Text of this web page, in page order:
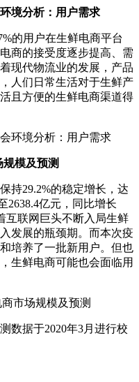
境分析：用户需求
的用户在生鲜电商平台
商的接受度逐步提高、需
现代物流业的发展，产品
人们日常生活对于生鲜产
且方便的生鲜电商渠道得
规模及预测
29.2%的稳定增长，达
2638.4亿元，同比增长
互联网巨头不断入局生鲜
发展的瓶颈期。而本次疫
培养了一批新用户。但也
生鲜电商可能也会面临用
据于2020年3月进行校